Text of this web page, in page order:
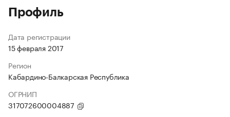
Профиль
Дата регистрации
15 февраля 2017
Регион
Кабардино-Балкарская Республика
ОГРНИП
317072600004887